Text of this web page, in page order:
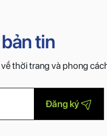
tin
thời trang và phong
Đăng ký